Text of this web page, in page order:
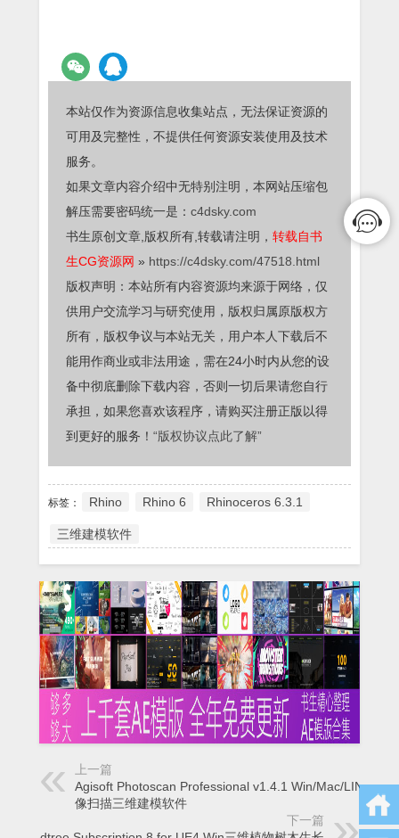
本站仅作为资源信息收集站点，无法保证资源的
可用及完整性，不提供任何资源安装使用及技术
服务。
如果文章内容介绍中无特别注明，本网站压缩包
解压需要密码统一是： c4dsky.com
书生原创文章,版权所有,转载请注明， 转载自书
生CG资源网 » https://c4dsky.com/47518.html
版权声明：本站所有内容资源均来源于网络，仅
供用户交流学习与研究使用，版权归属原版权方
所有，版权争议与本站无关，用户本人下载后不
能用作商业或非法用途，需在24小时内从您的设
备中彻底删除下载内容，否则一切后果请您自行
承担，如果您喜欢该程序，请购买注册正版以得
到更好的服务！ “版权协议点此了解”
标签： Rhino Rhino 6 Rhinoceros 6.3.1
三维建模软件
上一篇
Agisoft Photoscan Professional v1.4.1 Win/Mac/LINUX图
像扫描三维建模软件
下一篇